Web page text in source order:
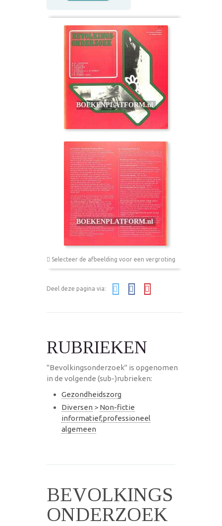
Selecteer de afbeelding voor een vergroting
Deel deze pagina via:
RUBRIEKEN
"Bevolkingsonderzoek" is opgenomen
in de volgende (sub-)rubrieken:
Gezondheidszorg
Diversen > Non-fictie
informatief,professioneel
algemeen
BEVOLKINGS
ONDERZOEK